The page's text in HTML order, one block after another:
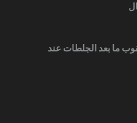
ما بعد الجلطات عند